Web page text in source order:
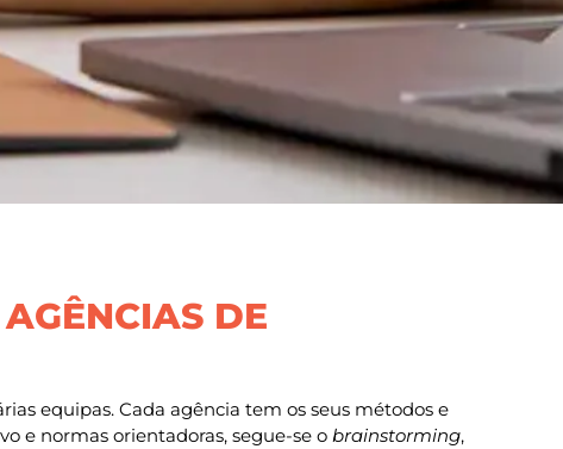
DE
equipas. Cada agência tem os seus métodos e
e normas orientadoras, segue-se o brainstorming,